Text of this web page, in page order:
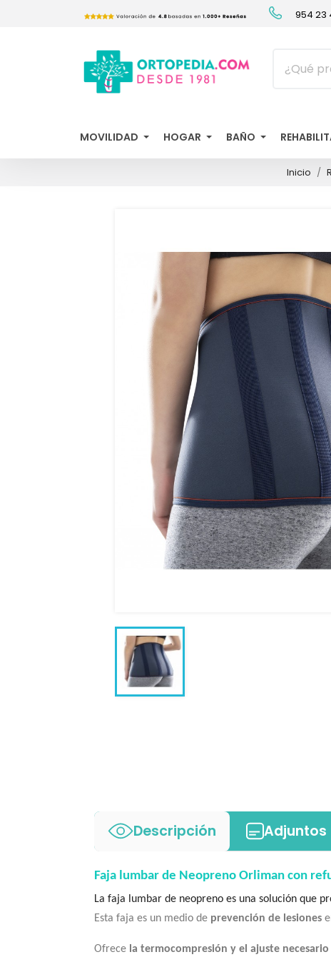
954 23
MOVILIDAD HOGAR BAÑO
Inicio
Descripción Adjuntos
Faja lumbar de Neopreno Orliman con
La faja lumbar de neopreno es una solución que
Esta faja es un medio de prevención de lesiones
Ofrece la termocompresión y el ajuste necesario